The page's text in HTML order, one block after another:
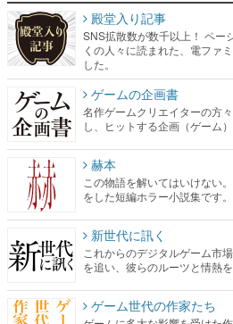
殿堂入り記事
SNS拡散数が数千以上！ ペー
くの人々に読まれた、電ファ
した。
ゲームの企画書
名作ゲームクリエイターの方
し、ヒットする企画（ゲーム
赫本
この物語を解いてはいけない
をした短編ホラー小説集です。
新世代に訊く
これからのデジタルゲーム市
を追い、彼らのルーツと情熱を
ゲーム世代の作家たち